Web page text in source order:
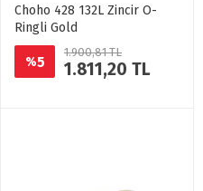
Choho 428 132L Zincir O-
Ringli Gold
%5
1.900,81 TL
1.811,20 TL